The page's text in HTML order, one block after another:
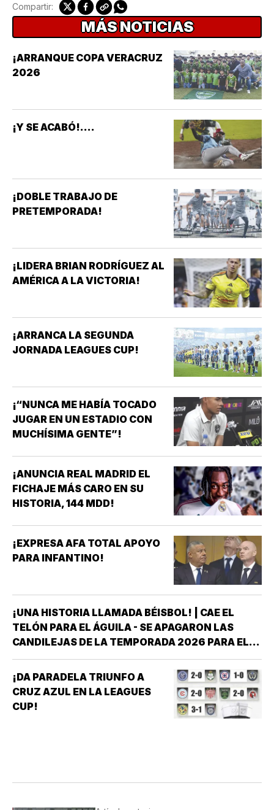
Compartir:
MÁS NOTICIAS
¡ARRANQUE COPA VERACRUZ
2026
¡Y SE ACABÓ!....
¡DOBLE TRABAJO DE
PRETEMPORADA!
¡LIDERA BRIAN RODRÍGUEZ AL
AMÉRICA A LA VICTORIA!
¡ARRANCA LA SEGUNDA
JORNADA LEAGUES CUP!
¡“NUNCA ME HABÍA TOCADO
JUGAR EN UN ESTADIO CON
MUCHÍSIMA GENTE”!
¡ANUNCIA REAL MADRID EL
FICHAJE MÁS CARO EN SU
HISTORIA, 144 MDD!
¡EXPRESA AFA TOTAL APOYO
PARA INFANTINO!
¡UNA HISTORIA LLAMADA BÉISBOL! | CAE EL
TELÓN PARA EL ÁGUILA - SE APAGARON LAS
CANDILEJAS DE LA TEMPORADA 2026 PARA EL
ÁGUILA DE VERACRUZ *LA NOVENA JAROCHA
CERRÓ SU CALENDARIO CON UNA VICTORIA DE
10-6 SOBRE PERICOS DE PUEBLA, PERO EL
TRIUNFO YA NO…
¡DA PARADELA TRIUNFO A
CRUZ AZUL EN LA LEAGUES
CUP!